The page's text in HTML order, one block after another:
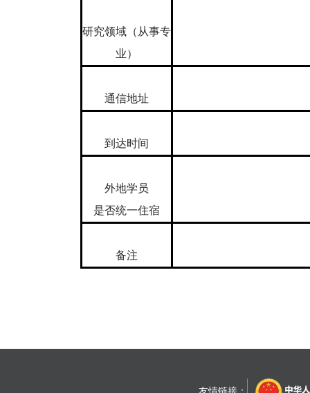
研究领域（从事专
业）
通信地址
到达时间
外地学员
是否统一住宿
备注